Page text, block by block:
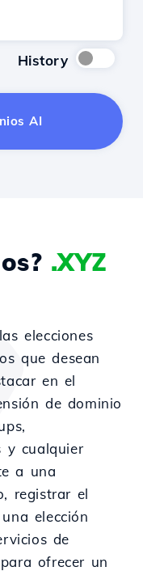
History
AI
.XYZ
elecciones
que desean
en el
de dominio
y cualquier
a una
registrar el
elección
de
ofrecer un